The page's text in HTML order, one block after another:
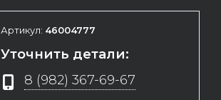
Артикул: 46004777
Уточнить детали:
8 (982) 367-69-67